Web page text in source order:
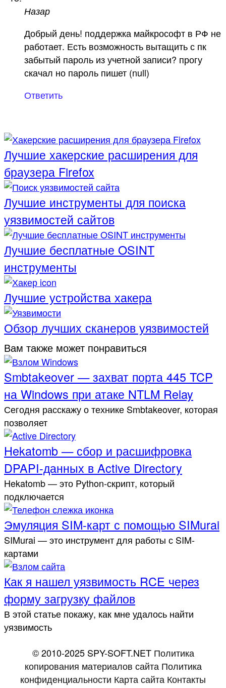
Назар
Добрый день! поддержка майкрософт в РФ не
работает. Есть возможность вытащить с пк
забытый пароль из учетной записи? прогу
скачал но пароль пишет (null)
Ответить
Лучшие хакерские расширения для
браузера Firefox
Лучшие инструменты для поиска
уязвимостей сайтов
Лучшие бесплатные OSINT
инструменты
Лучшие устройства хакера
Обзор лучших сканеров уязвимостей
Вам также может понравиться
Smbtakeover — захват порта 445 TCP
на Windows при атаке NTLM Relay
Сегодня расскажу о технике Smbtakeover, которая
позволяет
Hekatomb — сбор и расшифровка
DPAPI-данных в Active Directory
Hekatomb — это Python-скрипт, который
подключается
Эмуляция SIM-карт с помощью SIMurai
SIMurai — это инструмент для работы с SIM-
картами
Как я нашел уязвимость RCE через
форму загрузку файлов
В этой статье покажу, как мне удалось найти
уязвимость
© 2010-2025 SPY-SOFT.NET Политика
копирования материалов сайта Политика
конфиденциальности Карта сайта Контакты